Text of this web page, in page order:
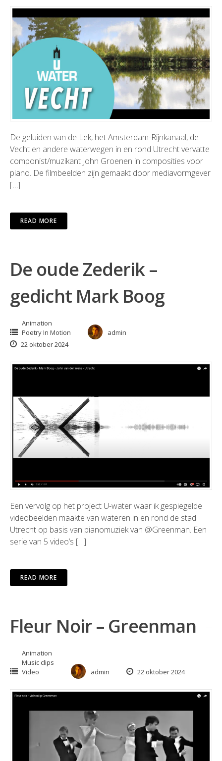
De geluiden van de Lek, het Amsterdam-Rijnkanaal, de
Vecht en andere waterwegen in en rond Utrecht vervatte
componist/muzikant John Groenen in composities voor
piano. De filmbeelden zijn gemaakt door mediavormgever
[…]
READ MORE
De oude Zederik –
gedicht Mark Boog
Animation
Poetry In Motion
admin
22 oktober 2024
Een vervolg op het project U-water waar ik gespiegelde
videobeelden maakte van wateren in en rond de stad
Utrecht op basis van pianomuziek van @Greenman. Een
serie van 5 video’s […]
READ MORE
Fleur Noir – Greenman
Animation
Music clips
Video
admin 22 oktober 2024